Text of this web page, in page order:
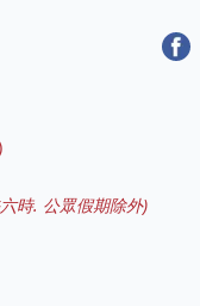
時. 公眾假期除外)